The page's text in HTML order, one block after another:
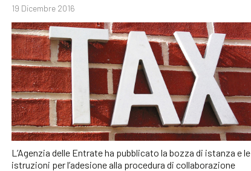
19 Dicembre 2016
L’Agenzia delle Entrate ha pubblicato la bozza di istanza e le
istruzioni per l’adesione alla procedura di collaborazione